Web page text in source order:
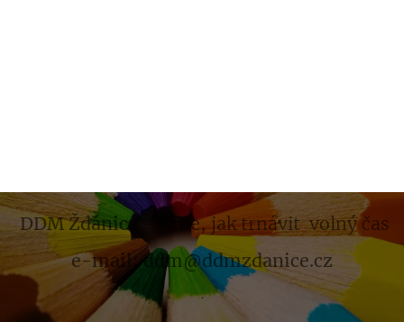
DDM Ždánice
- víme, jak trnávit volný čas
e-mail: ddm@ddmzdanice.cz
.